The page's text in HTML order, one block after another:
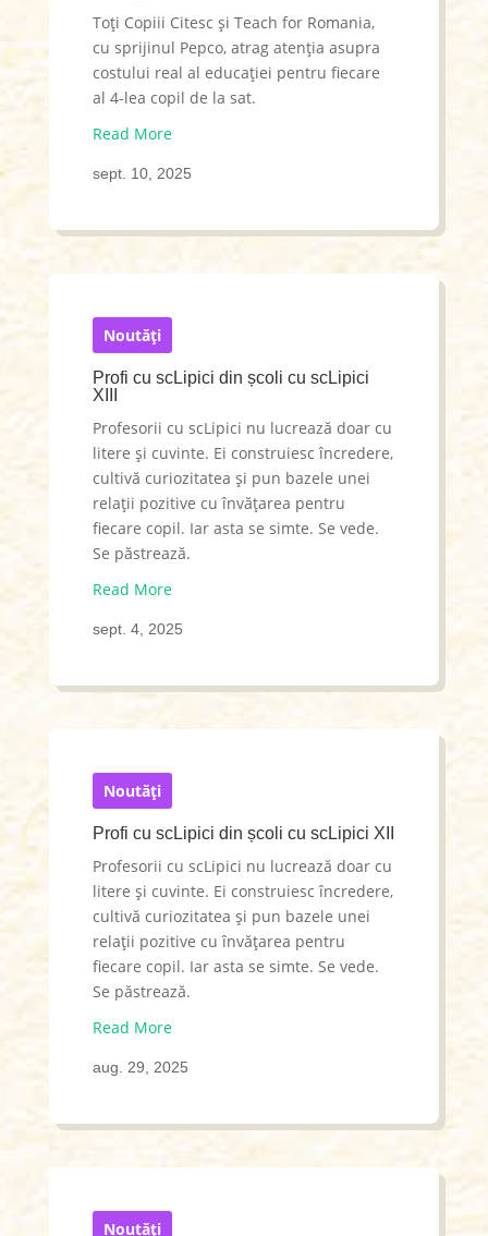
Toți Copiii Citesc și Teach for Romania,
cu sprijinul Pepco, atrag atenția asupra
costului real al educației pentru fiecare
al 4-lea copil de la sat.
Read More
sept. 10, 2025
Noutăți
Profi cu scLipici din școli cu scLipici
XIII
Profesorii cu scLipici nu lucrează doar cu
litere și cuvinte. Ei construiesc încredere,
cultivă curiozitatea și pun bazele unei
relații pozitive cu învățarea pentru
fiecare copil. Iar asta se simte. Se vede.
Se păstrează.
Read More
sept. 4, 2025
Noutăți
Profi cu scLipici din școli cu scLipici XII
Profesorii cu scLipici nu lucrează doar cu
litere și cuvinte. Ei construiesc încredere,
cultivă curiozitatea și pun bazele unei
relații pozitive cu învățarea pentru
fiecare copil. Iar asta se simte. Se vede.
Se păstrează.
Read More
aug. 29, 2025
Noutăți